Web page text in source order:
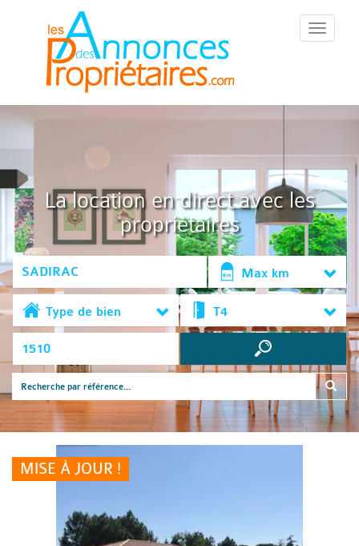
::Menu::
La location en direct avec les
propriétaires
Max km
Type de bien T4
MISE À JOUR !